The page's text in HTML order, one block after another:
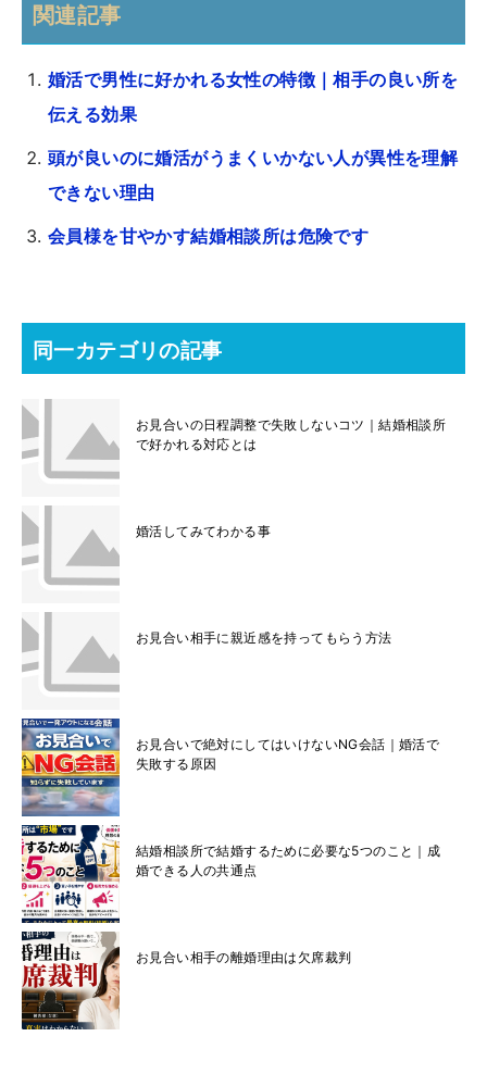
関連記事
婚活で男性に好かれる女性の特徴｜相手の良い所を
伝える効果
頭が良いのに婚活がうまくいかない人が異性を理解
できない理由
会員様を甘やかす結婚相談所は危険です
同一カテゴリの記事
お見合いの日程調整で失敗しないコツ｜結婚相談所
で好かれる対応とは
婚活してみてわかる事
お見合い相手に親近感を持ってもらう方法
お見合いで絶対にしてはいけないNG会話｜婚活で
失敗する原因
結婚相談所で結婚するために必要な5つのこと｜成
婚できる人の共通点
お見合い相手の離婚理由は欠席裁判